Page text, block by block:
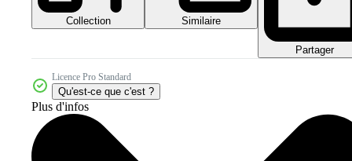
Collection Similaire
Partager
Licence Pro Standard
Qu'est-ce que c'est ?
Plus d'infos